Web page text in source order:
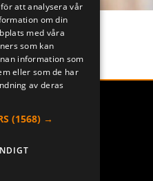
DEUTSCH
att analysera vår
om din
med våra
som kan
information som
eller som de har
av deras
(1568) →